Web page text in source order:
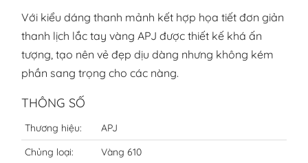
Với kiểu dáng thanh mảnh kết hợp họa tiết đơn giản
thanh lịch lắc tay vàng APJ được thiết kế khá ấn
tượng, tạo nên vẻ đẹp dịu dàng nhưng không kém
phần sang trọng cho các nàng.
THÔNG SỐ
Thương hiệu:
APJ
Chủng loại:
Vàng 610